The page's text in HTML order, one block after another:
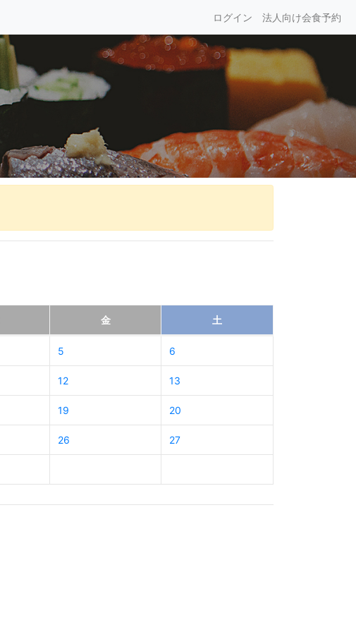
ログイン 法人向け会食予約
金 土
5 6
12 13
19 20
26 27